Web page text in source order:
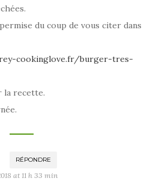
du coup de vous citer dans
cookinglove.fr/burger-tres-
la recette.
RÉPONDRE
at 11 h 33 min